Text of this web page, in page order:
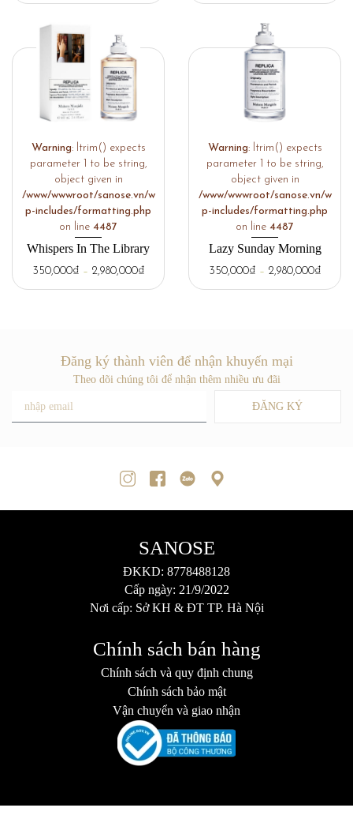
Warning: ltrim() expects
parameter 1 to be string,
object given in
/www/wwwroot/sanose.vn/w
p-includes/formatting.php
on line 4487
Whispers In The Library
350,000₫ – 2,980,000₫
Warning: ltrim() expects
parameter 1 to be string,
object given in
/www/wwwroot/sanose.vn/w
p-includes/formatting.php
on line 4487
Lazy Sunday Morning
350,000₫ – 2,980,000₫
Đăng ký thành viên để nhận khuyến mại
Theo dõi chúng tôi để nhận thêm nhiều ưu đãi
ĐĂNG KÝ
SANOSE
ĐKKD: 8778488128
Cấp ngày: 21/9/2022
Nơi cấp: Sở KH & ĐT TP. Hà Nội
Chính sách bán hàng
Chính sách và quy định chung
Chính sách bảo mật
Vận chuyển và giao nhận